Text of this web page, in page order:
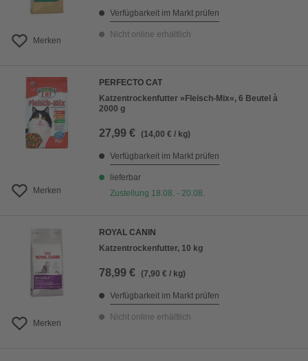
Merken
Verfügbarkeit im Markt prüfen
Nicht online erhältlich
Merken
PERFECTO CAT
Katzentrockenfutter »Fleisch-Mix«, 6 Beutel à
2000 g
27,99 € (14,00 € / kg)
Verfügbarkeit im Markt prüfen
lieferbar
Zustellung 18.08. - 20.08.
Merken
ROYAL CANIN
Katzentrockenfutter, 10 kg
78,99 € (7,90 € / kg)
Verfügbarkeit im Markt prüfen
Nicht online erhältlich